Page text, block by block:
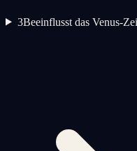
3Beeinflusst das Venus-